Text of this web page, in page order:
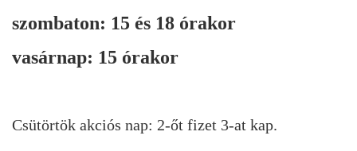
szombaton: 15 és 18 órakor
vasárnap: 15 órakor
Csütörtök akciós nap: 2-őt fizet 3-at kap.